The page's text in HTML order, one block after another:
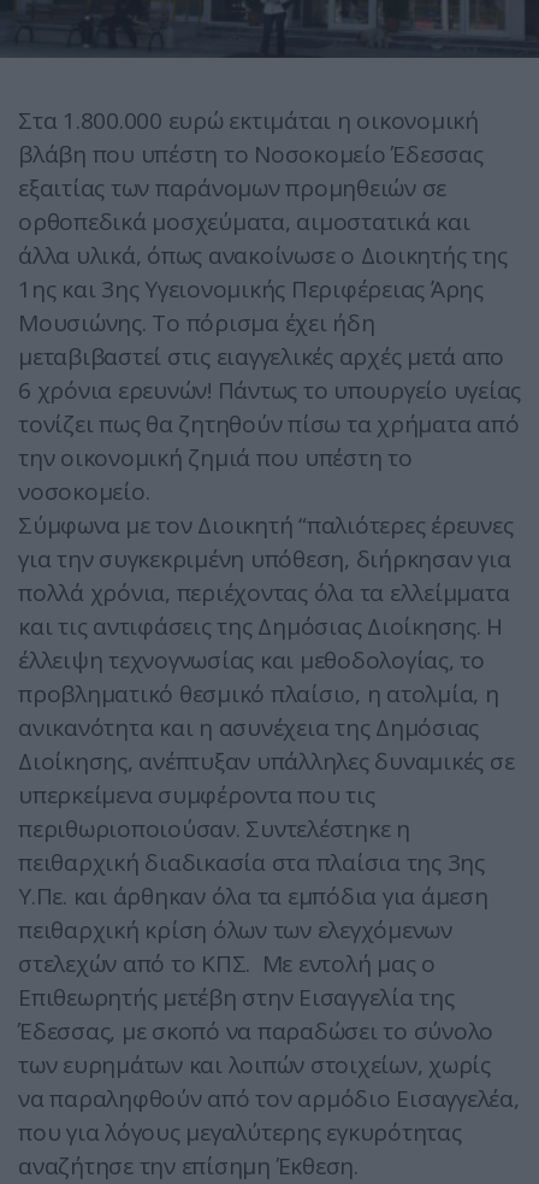
Στα 1.800.000 ευρώ εκτιμάται η οικονομική
βλάβη που υπέστη το Νοσοκομείο Έδεσσας
εξαιτίας των παράνομων προμηθειών σε
ορθοπεδικά μοσχεύματα, αιμοστατικά και
άλλα υλικά, όπως ανακοίνωσε ο Διοικητής της
1ης και 3ης Υγειονομικής Περιφέρειας Άρης
Μουσιώνης. Το πόρισμα έχει ήδη
μεταβιβαστεί στις ειαγγελικές αρχές μετά απο
6 χρόνια ερευνών! Πάντως το υπουργείο υγείας
τονίζει πως θα ζητηθούν πίσω τα χρήματα από
την οικονομική ζημιά που υπέστη το
νοσοκομείο.
Σύμφωνα με τον Διοικητή “παλιότερες έρευνες
για την συγκεκριμένη υπόθεση, διήρκησαν για
πολλά χρόνια, περιέχοντας όλα τα ελλείμματα
και τις αντιφάσεις της Δημόσιας Διοίκησης. Η
έλλειψη τεχνογνωσίας και μεθοδολογίας, το
προβληματικό θεσμικό πλαίσιο, η ατολμία, η
ανικανότητα και η ασυνέχεια της Δημόσιας
Διοίκησης, ανέπτυξαν υπάλληλες δυναμικές σε
υπερκείμενα συμφέροντα που τις
περιθωριοποιούσαν. Συντελέστηκε η
πειθαρχική διαδικασία στα πλαίσια της 3ης
Υ.Πε. και άρθηκαν όλα τα εμπόδια για άμεση
πειθαρχική κρίση όλων των ελεγχόμενων
στελεχών από το ΚΠΣ. Με εντολή μας ο
Επιθεωρητής μετέβη στην Εισαγγελία της
Έδεσσας, με σκοπό να παραδώσει το σύνολο
των ευρημάτων και λοιπών στοιχείων, χωρίς
να παραληφθούν από τον αρμόδιο Εισαγγελέα,
που για λόγους μεγαλύτερης εγκυρότητας
αναζήτησε την επίσημη Έκθεση.